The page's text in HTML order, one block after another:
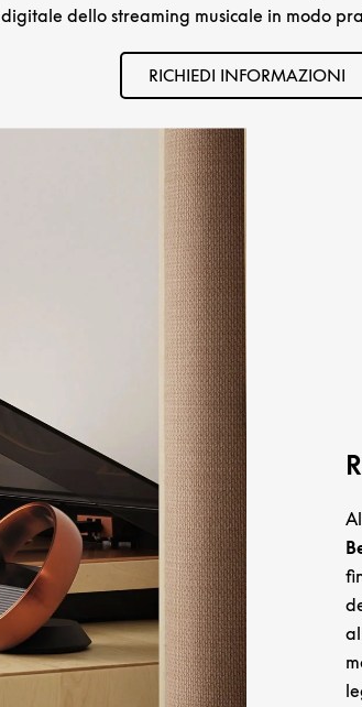
digitale dello streaming musicale in modo
RICHIEDI INFORMAZIONI